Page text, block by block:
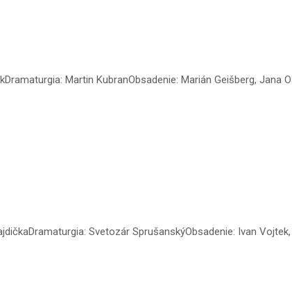
Martin KubranObsadenie: Marián Geišberg,
Svetozár SprušanskýObsadenie: Ivan